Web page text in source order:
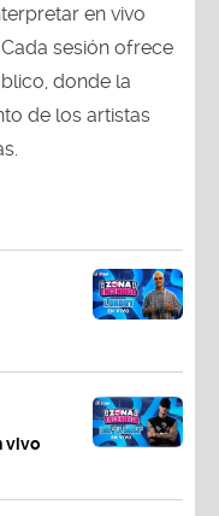
en vivo
sesión ofrece
donde la
de los artistas
vivo